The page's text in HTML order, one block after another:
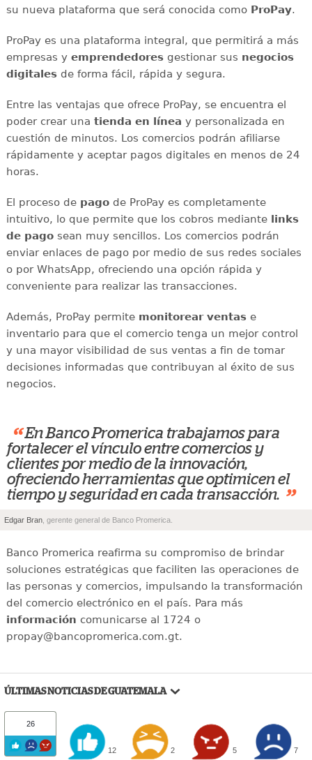
su nueva plataforma que será conocida como ProPay.
ProPay es una plataforma integral, que permitirá a más
empresas y emprendedoresgestionar sus negocios
digitalesde forma fácil, rápida y segura.
Entre las ventajas que ofrece ProPay, se encuentra el
poder crear una tienda en línea y personalizada en
cuestión de minutos. Los comercios podrán afiliarse
rápidamente y aceptar pagos digitales en menos de 24
horas.
El proceso de pagode ProPay es completamente
intuitivo, lo que permite que los cobros mediante links
de pagosean muy sencillos. Los comercios podrán
enviar enlaces de pago por medio de sus redes sociales
o por WhatsApp, ofreciendo una opción rápida y
conveniente para realizar las transacciones.
Además, ProPay permite monitorear ventase
inventario para que el comercio tenga un mejor control
y una mayor visibilidad de sus ventas a fin de tomar
decisiones informadas que contribuyan al éxito de sus
negocios.
“ En Banco Promerica trabajamos para
fortalecer el vínculo entre comercios y
clientes por medio de la innovación,
ofreciendo herramientas que optimicen el
tiempo y seguridad en cada transacción. ”
Edgar Bran , gerente general de Banco Promerica.
Banco Promerica reafirma su compromiso de brindar
soluciones estratégicas que faciliten las operaciones de
las personas y comercios, impulsando la transformación
del comercio electrónico en el país. Para más
información comunicarse al 1724 o
propay@bancopromerica.com.gt.
ÚLTIMAS NOTICIAS DE GUATEMALA
26
12 2 5 7